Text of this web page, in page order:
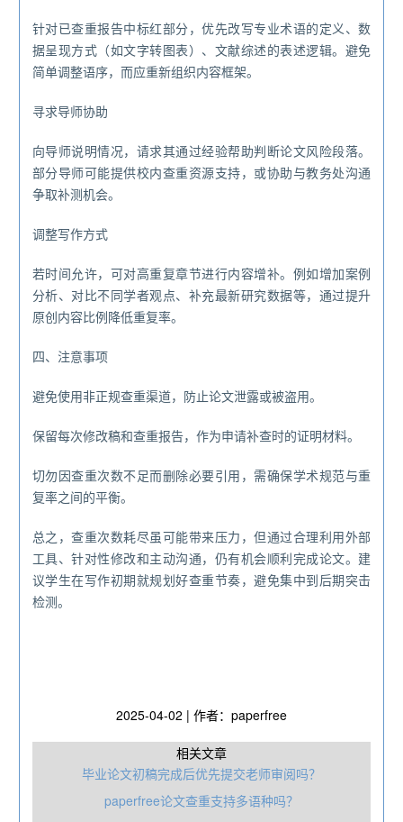
针对已查重报告中标红部分，优先改写专业术语的定义、数
据呈现方式（如文字转图表）、文献综述的表述逻辑。避免
简单调整语序，而应重新组织内容框架。
寻求导师协助
向导师说明情况，请求其通过经验帮助判断论文风险段落。
部分导师可能提供校内查重资源支持，或协助与教务处沟通
争取补测机会。
调整写作方式
若时间允许，可对高重复章节进行内容增补。例如增加案例
分析、对比不同学者观点、补充最新研究数据等，通过提升
原创内容比例降低重复率。
四、注意事项
避免使用非正规查重渠道，防止论文泄露或被盗用。
保留每次修改稿和查重报告，作为申请补查时的证明材料。
切勿因查重次数不足而删除必要引用，需确保学术规范与重
复率之间的平衡。
总之，查重次数耗尽虽可能带来压力，但通过合理利用外部
工具、针对性修改和主动沟通，仍有机会顺利完成论文。建
议学生在写作初期就规划好查重节奏，避免集中到后期突击
检测。
2025-04-02 | 作者：paperfree
相关文章
毕业论文初稿完成后优先提交老师审阅吗？
paperfree论文查重支持多语种吗？